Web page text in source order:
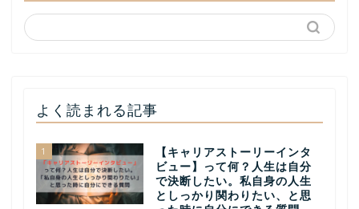
よく読まれる記事
1
【キャリアストーリーインタ
ビュー】って何？人生は自分
で決断したい。私自身の人生
としっかり関わりたい、と思